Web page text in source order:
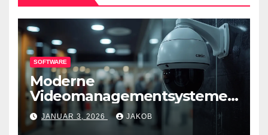
SOFTWARE
Moderne
Videomanagementsysteme
(VMS) – mehr als nur
Überwachungswerkzeuge
JANUAR 3, 2026 JAKOB